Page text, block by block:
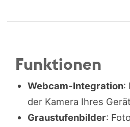
Funktionen
Webcam-Integration:
der Kamera Ihres
Graustufenbilder: